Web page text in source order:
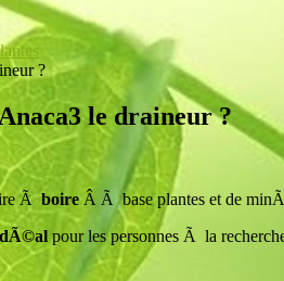
?
le draineur ?
Ãboire Â Ã base plantes et de
pour les personnes Ã la